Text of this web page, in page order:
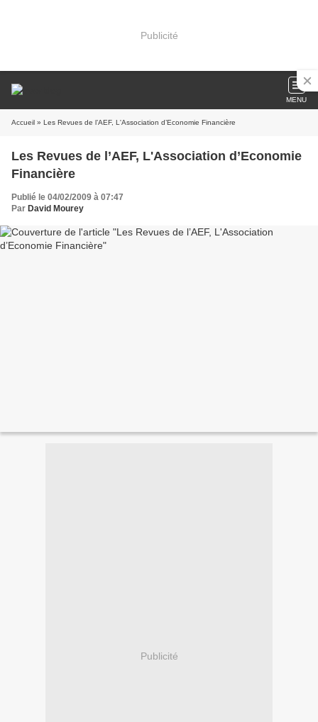
Publicité
MENU
Accueil » Les Revues de l’AEF, L'Association d’Economie Financière
Les Revues de l’AEF, L'Association d’Economie
Financière
Publié le 04/02/2009 à 07:47
Par David Mourey
Publicité